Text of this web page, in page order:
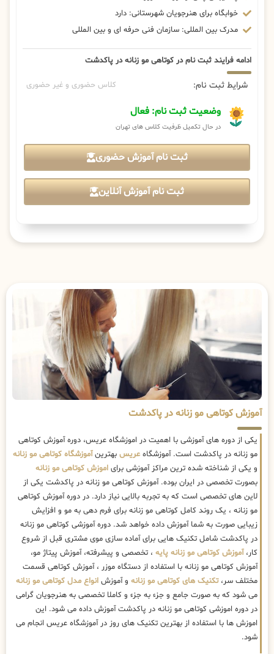
خوابگاه برای هنرجویان شهرستانی: دارد
مدرک بین المللی: سازمان فنی حرفه ای و بین المللی
ادامه فرایند ثبت نام در کوتاهی مو زنانه در پاکدشت
شرایط ثبت نام: کلاس حضوری و غیر حضوری
وضعیت ثبت نام: فعال
در حال تکمیل ظرفیت کلاس های تهران
ثبت نام آموزش حضوری
ثبت نام آموزش آنلاین
آموزش کوتاهی مو زنانه در پاکدشت
یکی از دوره های آموزشی با اهمیت در اموزشگاه عریس، دوره آموزش کوتاهی
مو زنانه در پاکدشت است. آموزشگاه عریس بهترینآموزشگاه کوتاهی مو زنانه
و یکی از شناخته شده ترین مراکز آموزشی برای اموزش کوتاهی مو زنانه
بصورت تخصصی در ایران بوده. آموزش کوتاهی مو زنانه در پاکدشت یکی از
لاین های تخصصی است که به تجربه بالایی نیاز دارد. در دوره آموزش کوتاهی
مو زنانه ، یک روند کامل کوتاهی مو زنانه برای فرم دهی به مو و افزایش
زیبایی صورت به شما آموزش داده خواهد شد. دوره آموزشی کوتاهی مو زنانه
در پاکدشت شامل تکنیک هایی برای آماده سازی موی مشتری قبل از شروع
کار،آموزش کوتاهی مو زنانه پایه ، تخصصی و پیشرفته، آموزش پیتاژ مو،
آموزش کوتاهی مو زنانه با استفاده از دستگاه موزر ، آموزش کوتاهی قسمت
مختلف سر،تکنیک های کوتاهی مو زنانه و آموزش انواع مدل کوتاهی مو زنانه
می شود که به صورت جامع و جزء به جزء و کاملا تخصصی به هنرجویان گرامی
در دوره اموزشی کوتاهی مو زنانه در پاکدشت آموزش داده می شود. این
اموزش ها با استفاده از بهترین تکنیک های روز در آموزشگاه عریس انجام می
شود.